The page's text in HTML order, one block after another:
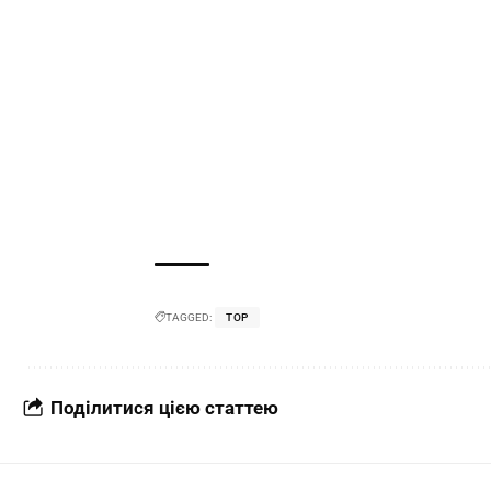
TAGGED: TOP
Поділитися цією статтею